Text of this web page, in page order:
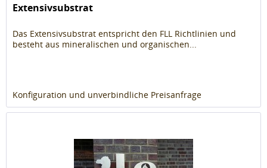
Extensivsubstrat
Das Extensivsubstrat entspricht den FLL Richtlinien und
besteht aus mineralischen und organischen...
Konfiguration und unverbindliche Preisanfrage